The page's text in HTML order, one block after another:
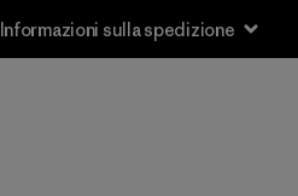
Informazioni sulla spedizione